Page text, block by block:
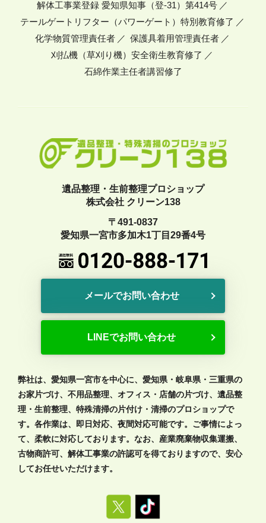
解体工事業登録 愛知県知事（登-31）第414号
テールゲートリフター（パワーゲート）特別教育修了
化学物質管理責任者
保護具着用管理責任者
刈払機（草刈り機）安全衛生教育修了
石綿作業主任者講習修了
遺品整理・生前整理プロショップ
株式会社 クリーン138
〒491-0837
愛知県一宮市多加木1丁目29番4号
メールでお問い合わせ
LINEでお問い合わせ
弊社は、愛知県一宮市を中心に、愛知県・岐阜県・三重県の
お家片づけ、不用品整理、オフィス・店舗の片づけ、遺品整
理・生前整理、特殊清掃の片付け・清掃のプロショップで
す。各作業は、即日対応、夜間対応可能です。ご事情によっ
て、柔軟に対応しております。なお、産業廃棄物収集運搬、
古物商許可、解体工事業の許認可を得ておりますので、安心
してお任せいただけます。